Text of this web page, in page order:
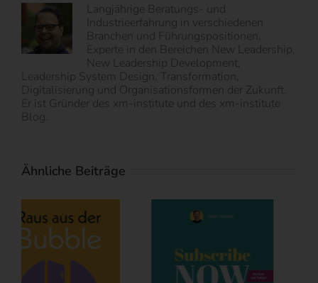
Langjährige Beratungs- und
Industrieerfahrung in verschiedenen
Branchen und Führungspositionen.
Experte in den Bereichen New Leadership,
New Leadership Development,
Leadership System Design, Transformation,
Digitalisierung und Organisationsformen der Zukunft.
Er ist Gründer des xm-institute und des xm-institute
Blog.
Ähnliche Beiträge